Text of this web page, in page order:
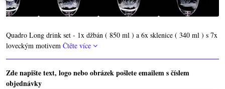
Quadro Long drink set - 1x džbán ( 850 ml ) a 6x sklenice ( 340 ml ) s 7x
loveckým motivem Čtěte více
Zde napište text, logo nebo obrázek pošlete emailem s číslem
objednávky